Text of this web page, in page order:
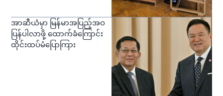
အာဆီယံမှာ မြန်မာအပြည့်အဝ
ပြန်ပါလာဖို့ ထောက်ခံကြောင်း
ထိုင်းထပ်မံပြောကြား